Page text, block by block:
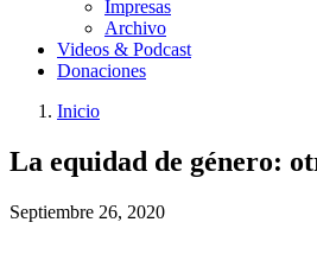
Impresas
Archivo
Videos & Podcast
Donaciones
de
ayuda
are
Inicio
La equidad de género:
Septiembre 26, 2020